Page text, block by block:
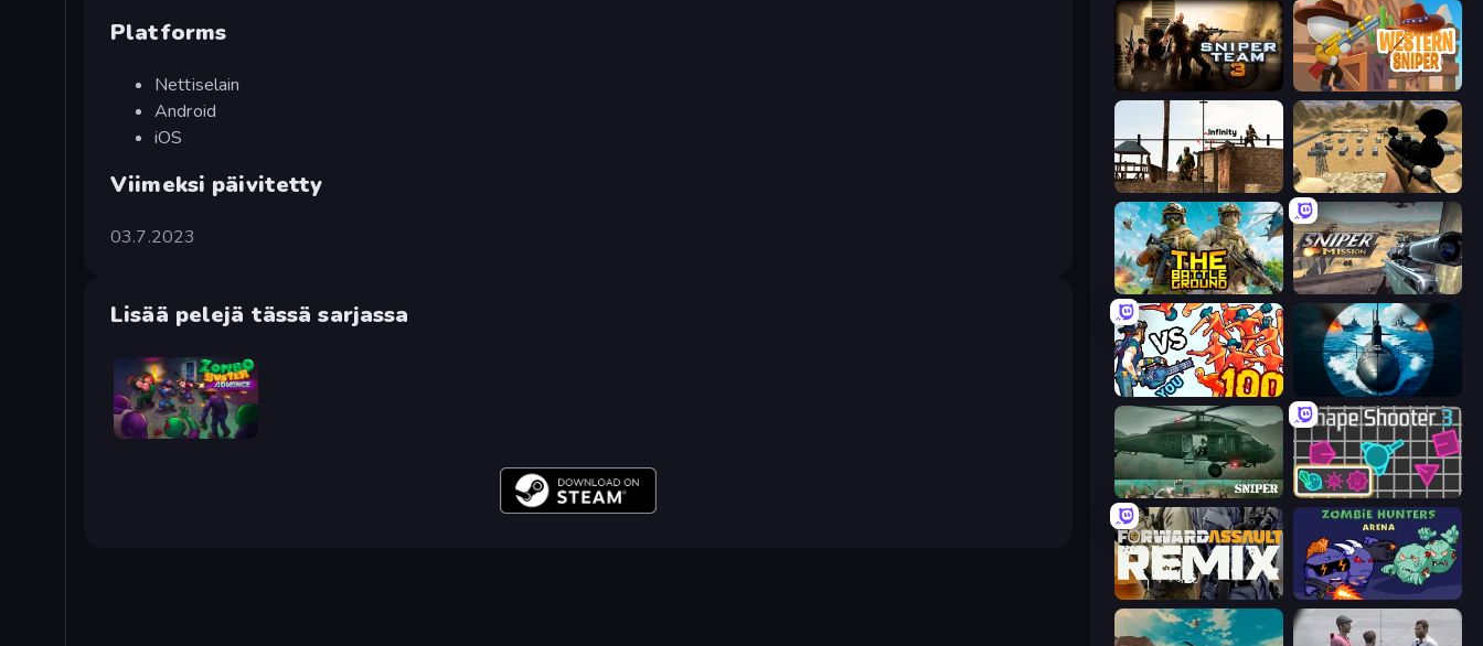
Platforms
Nettiselain
Android
iOS
Viimeksi päivitetty
03.7.2023
Lisää pelejä tässä sarjassa
Zombo Buster Advance
Sniper Team 3 Western Sniper
Lethal Sniper 3D: Army Soldier Ghost Sniper
The Battleground Sniper Mission
Horde Killer: You vs 100 Ships Battlefield 3D
SNIPER Shape Shooter 3
Forward Assault Remix Zombie Hunters Online